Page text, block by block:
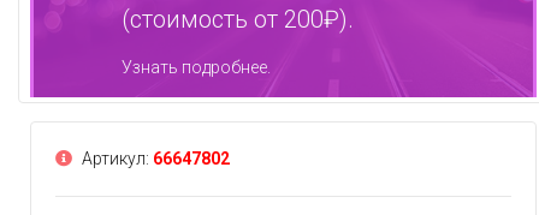
(стоимость от 200₽).
Узнать подробнее.
Артикул: 66647802